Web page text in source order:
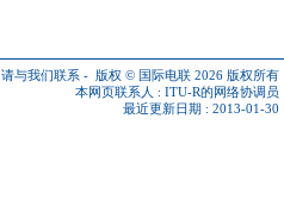
请与我们联系 - 版权 © 国际电联 2026 版权所有
本网页联系人 : ITU-R的网络协调员
最近更新日期 : 2013-01-30